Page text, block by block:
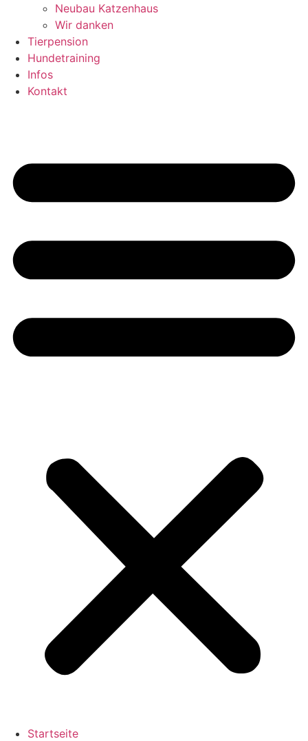
Neubau Katzenhaus
Wir danken
Tierpension
Hundetraining
Infos
Kontakt
Startseite